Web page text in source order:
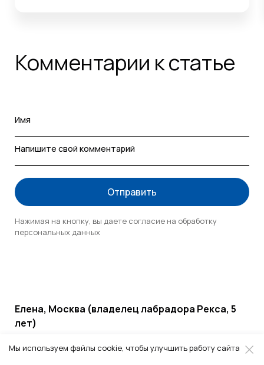
Комментарии к статье
Имя
Напишите свой комментарий
Отправить
Нажимая на кнопку, вы даете согласие на обработку
персональных данных
Елена, Москва (владелец лабрадора Рекса, 5
лет)
Мы используем файлы cookie, чтобы улучшить работу сайта